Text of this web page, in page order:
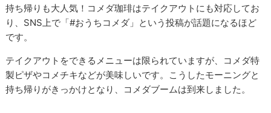
持ち帰りも大人気！コメダ珈琲はテイクアウトにも対応してお
り、SNS上で「#おうちコメダ」という投稿が話題になるほど
です。
テイクアウトをできるメニューは限られていますが、コメダ特
製ピザやコメチキなどが美味しいです。こうしたモーニングと
持ち帰りがきっかけとなり、コメダブームは到来しました。